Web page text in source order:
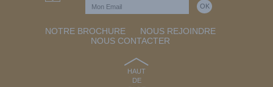
NOTRE BROCHURE
NOUS REJOINDRE
NOUS CONTACTER
HAUT
DE